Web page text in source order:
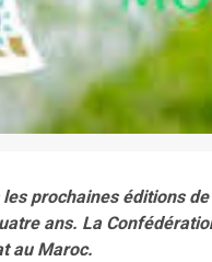
prochaines éditions
ans. La
au Maroc.